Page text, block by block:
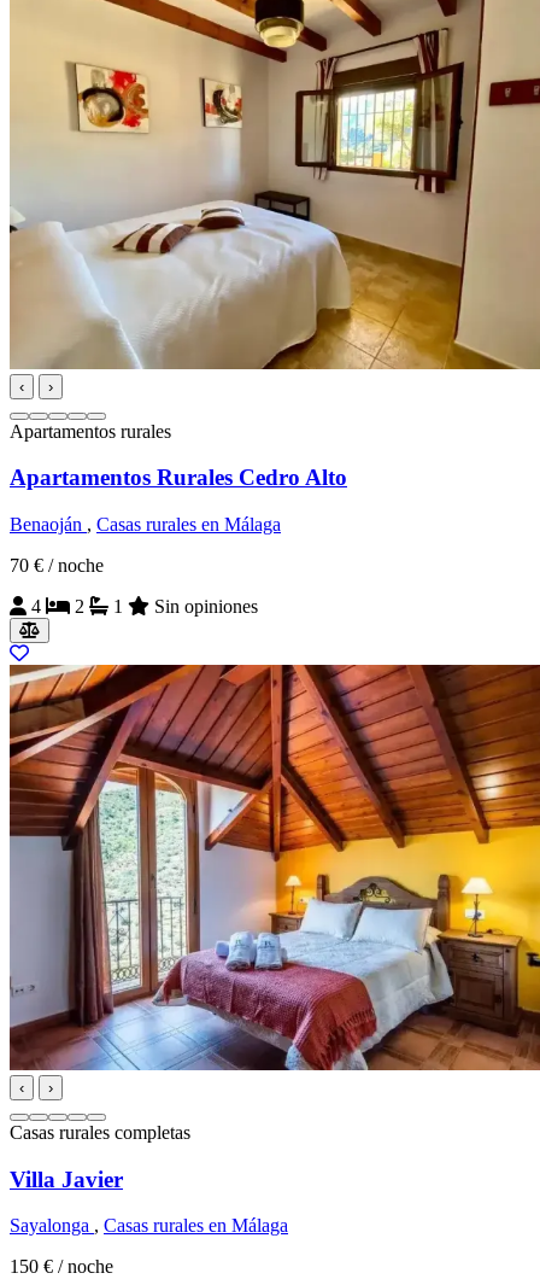
‹ ›
Apartamentos rurales
Apartamentos Rurales Cedro Alto
Benaoján , Casas rurales en Málaga
70 € / noche
4
2 1 Sin opiniones
‹ ›
Casas rurales completas
Villa Javier
Sayalonga , Casas rurales en Málaga
150 € / noche